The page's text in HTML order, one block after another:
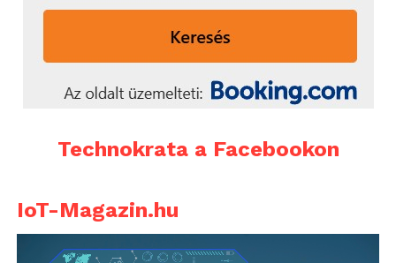
Technokrata a Facebookon
IoT-Magazin.hu